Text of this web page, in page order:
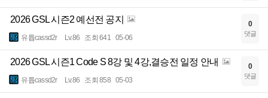
2026 GSL 시즌2 예선전 공지
유튭cassd2r Lv.86 조회 641 05-06
0
댓글
2026 GSL 시즌1 Code S 8강 및 4강,결승전 일정 안내
유튭cassd2r Lv.86 조회 858 05-03
0
댓글